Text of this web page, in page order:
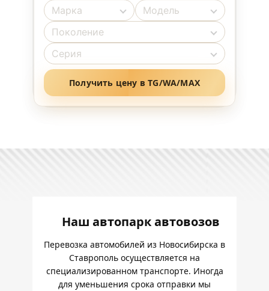
Получить цену в TG/WA/MAX
Наш автопарк автовозов
Перевозка автомобилей из Новосибирска в
Ставрополь осуществляется на
специализированном транспорте. Иногда
для уменьшения срока отправки мы